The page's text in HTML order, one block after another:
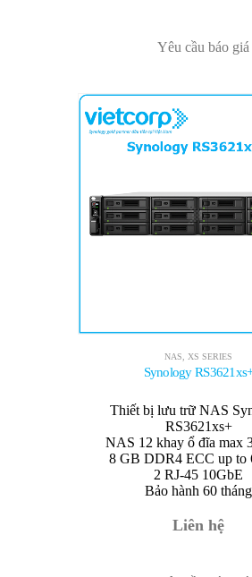
Yêu cầu báo giá
NAS XS SERIES
Synology
Thiết bị lưu trữ NAS
RS3621xs+
NAS 12 khay ổ đĩa max
8 GB DDR4 ECC up to
2 RJ-45 10GbE
Bảo hành 60 tháng
Liên hệ